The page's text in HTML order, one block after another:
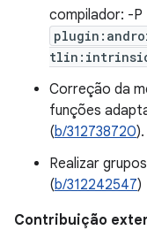
compilador: -P
Correção da
funções
(b/312738720).
Realizar
(b/312242547)
Contribuição